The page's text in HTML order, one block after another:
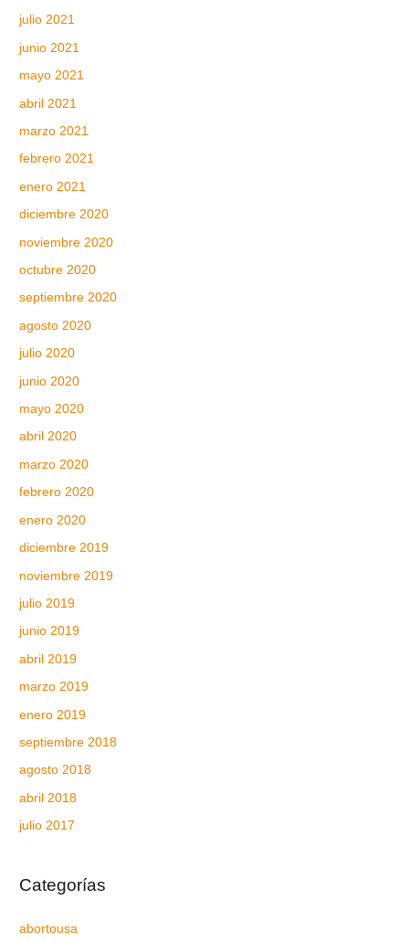
julio 2021
junio 2021
mayo 2021
abril 2021
marzo 2021
febrero 2021
enero 2021
diciembre 2020
noviembre 2020
octubre 2020
septiembre 2020
agosto 2020
julio 2020
junio 2020
mayo 2020
abril 2020
marzo 2020
febrero 2020
enero 2020
diciembre 2019
noviembre 2019
julio 2019
junio 2019
abril 2019
marzo 2019
enero 2019
septiembre 2018
agosto 2018
abril 2018
julio 2017
Categorías
abortousa